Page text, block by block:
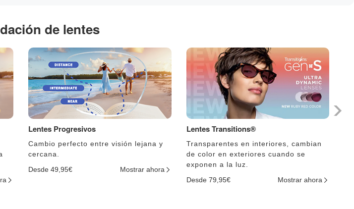
de lentes
Lentes Progresivos
Cambio perfecto entre visión lejana y
cercana.
Desde 49,95€
Mostrar ahora
Lentes Transitions®
Transparentes en interiores, cambian
de color en exteriores cuando se
exponen a la luz.
Desde 79,95€
Mostrar ahora